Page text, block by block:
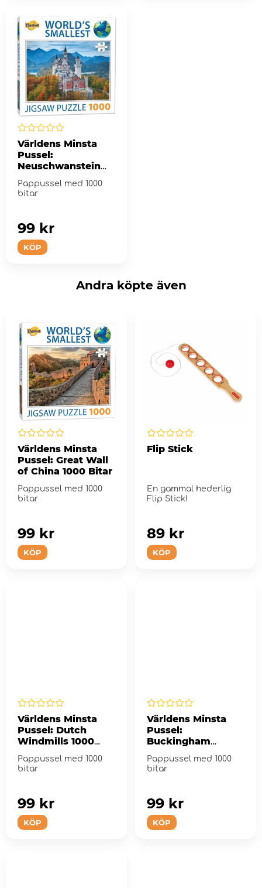
Världens Minsta
Pussel:
Neuschwanstein
Castle 1000 bitar
Pappussel med 1000
bitar
KÖP
99 kr
Andra köpte även
Världens Minsta
Pussel: Great Wall
of China 1000 Bitar
Pappussel med 1000
bitar
KÖP
99 kr
Flip Stick
En gammal hederlig
Flip Stick!
KÖP
89 kr
Världens Minsta
Pussel: Dutch
Windmills 1000
bitar
Pappussel med 1000
bitar
KÖP
99 kr
Världens Minsta
Pussel:
Buckingham
Palace, London
1000 bitar
Pappussel med 1000
bitar
KÖP
99 kr